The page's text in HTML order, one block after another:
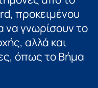
προκειμένου
να γνωρίσουν το
αλλά και
όπως το Βήμα